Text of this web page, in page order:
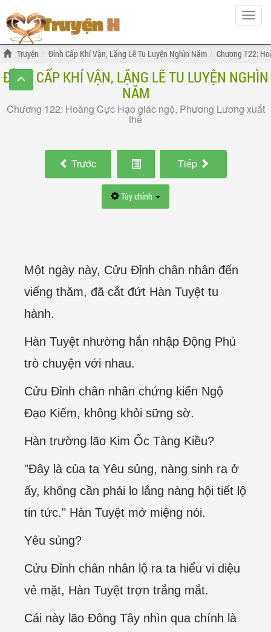
Hiện
menu
Truyện Đỉnh Cấp Khí Vận, Lặng Lẽ Tu Luyện Nghìn Năm Chương 122:
ĐỈNH CẤP KHÍ VẬN, LẶNG LẼ TU LUYỆN NGHÌN
NĂM
Chương 122: Hoàng Cực Hạo giác ngộ, Phương Lương xuất
thế
Trước Tiếp
Tùy chỉnh
Một ngày này, Cửu Đỉnh chân nhân đến
viếng thăm, đã cắt đứt Hàn Tuyệt tu
hành.
Hàn Tuyệt nhường hắn nhập Động Phủ
trò chuyện với nhau.
Cửu Đỉnh chân nhân chứng kiến Ngộ
Đạo Kiếm, không khỏi sững sờ.
Hàn trường lão Kim Ốc Tàng Kiều?
"Đây là của ta Yêu sủng, nàng sinh ra ở
ấy, không cần phải lo lắng nàng hội tiết lộ
tin tức." Hàn Tuyệt mở miệng nói.
Yêu sủng?
Cửu Đỉnh chân nhân lộ ra ta hiểu vi diệu
vẻ mặt, Hàn Tuyệt trợn trắng mắt.
Cái này lão Đông Tây nhìn qua chính là